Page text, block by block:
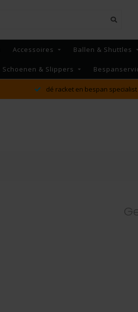
Accessoires Ballen & Shuttles
Schoenen & Slippers
dé racket en bespan